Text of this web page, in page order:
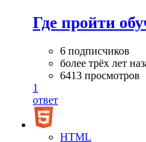
Где пройти
6 подписчиков
более трёх лет
6413 просмотров
1
ответ
HTML